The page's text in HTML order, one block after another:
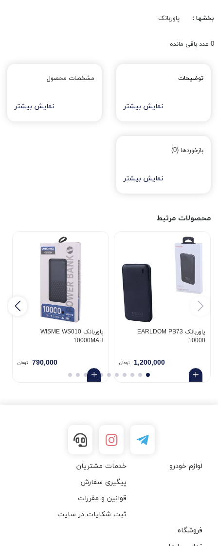
بخشها : پاوربانک
0 عدد باقی مانده
توضیحات
نمایش بیشتر
مشخصات محصول
نمایش بیشتر
بازخوردها (0)
نمایش بیشتر
محصولات مرتبط
پاوربانک EARLDOM PB73
10000
1,200,000 تومان
پاوربانک WISME WS010
10000MAH
790,000 تومان
لوازم خودرو
خدمات مشتریان
پیگیری سفارش
قوانین و مقررات
ثبت شکایات در سایت
فروشگاه